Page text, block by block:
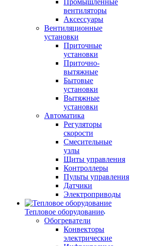
Промышленные
вентиляторы
Аксессуары
Вентиляционные
установки
Приточные
установки
Приточно-
вытяжные
Бытовые
установки
Вытяжные
установки
Автоматика
Регуляторы
скорости
Смесительные
узлы
Щиты управления
Контроллеры
Пульты управления
Датчики
Электроприводы
Тепловое оборудование
Обогреватели
Конвекторы
электрические